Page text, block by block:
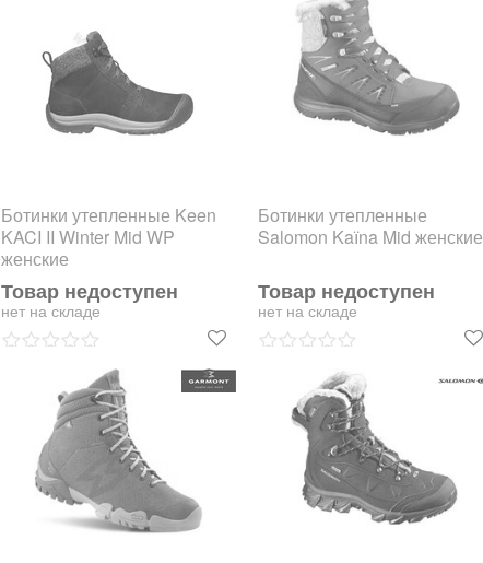
Ботинки утепленные Keen
KACI II Winter Mid WP
женские
Товар недоступен
нет на складе
Ботинки утепленные
Salomon Kaїna Mid женские
Товар недоступен
нет на складе